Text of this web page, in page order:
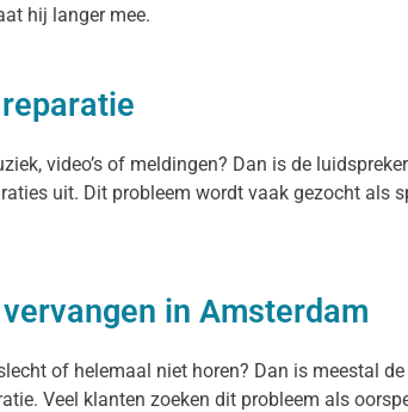
hij langer mee.
video’s of meldingen? Dan is de
uit. Dit probleem wordt vaak gezocht als
in Amsterdam
of helemaal niet horen? Dan is meestal
Veel klanten zoeken dit probleem als